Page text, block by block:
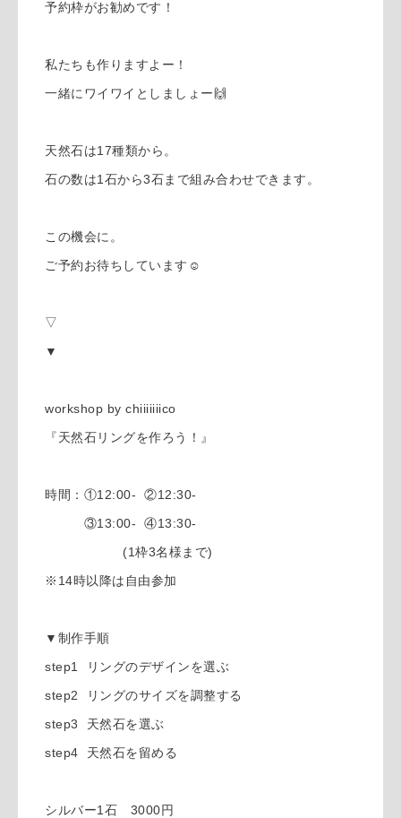
予約枠がお勧めです！
私たちも作りますよー！
一緒にワイワイとしましょー🙌
天然石は17種類から。
石の数は1石から3石まで組み合わせできます。
この機会に。
ご予約お待ちしています☺︎
▽
▼
workshop by chiiiiiiico
『天然石リングを作ろう！』
時間：①12:00- ②12:30-
③13:00- ④13:30-
(1枠3名様まで)
※14時以降は自由参加
▼制作手順
step1 リングのデザインを選ぶ
step2 リングのサイズを調整する
step3 天然石を選ぶ
step4 天然石を留める
シルバー1石 3000円